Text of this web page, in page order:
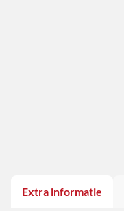
Extra informatie